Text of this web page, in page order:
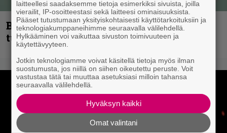
Blind Channel palaa rytinällä –
tuplasingle videoineen julki
laitteellesi saadaksemme tietoja esimerkiksi sivuista, joilla
vierailit, IP-osoitteestasi sekä laitteesi ominaisuuksista.
Pääset tutustumaan yksityiskohtaisesti käyttötarkoituksiin ja
teknologiakumppaneihimme seuraavalla välilehdellä.
Hylkääminen voi vaikuttaa sivuston toimivuuteen ja
käytettävyyteen.
Jotkin teknologiamme voivat käsitellä tietoja myös ilman
suostumusta, jos niillä on siihen oikeutettu peruste. Voit
vastustaa tätä tai muuttaa asetuksiasi milloin tahansa
seuraavalla välilehdellä.
Hyväksyn kaikki
Omat valintani